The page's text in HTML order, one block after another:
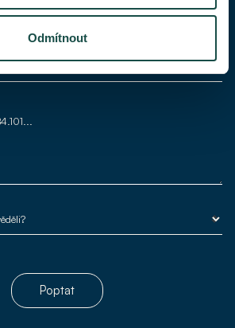
Odmítnout
Poptat